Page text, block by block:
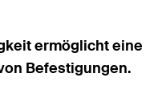
ermöglicht eine
Befestigungen.